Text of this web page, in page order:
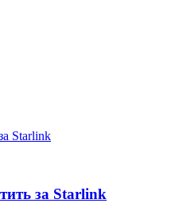
за Starlink